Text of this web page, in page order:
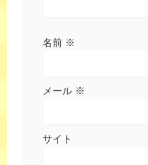
名前 ※
メール ※
サイト